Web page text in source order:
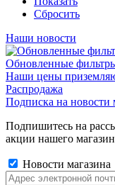
Сбросить
Наши новости
Обновленные
Наши цены
Распродажа
Подписка на новости
Подпишитесь на
акции нашего
Новости магазина